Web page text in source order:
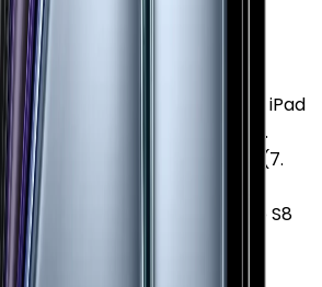
Apple iPad (10. Nesil)
Apple iPad
iPad Pro M5
Apple iPad mini (6.
11" (2. Nesil)
Apple iPad Air 13" (7.
(3. Nesil)
(5. Nesil)
Samsung Galaxy Tab S8
Tab S10 FE Plus